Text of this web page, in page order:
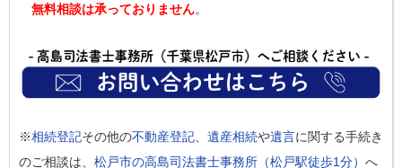
無料相談は承っておりません。
※相続登記その他の不動産登記 遺産相続や遺言に関する手続き
のご相談は、 松戸市の高島司法書士事務所（松戸駅徒歩1分） へ